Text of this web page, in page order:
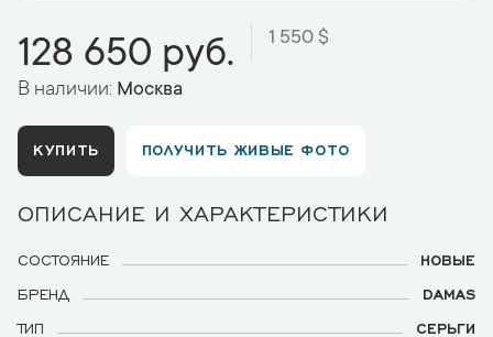
128 650 руб. 1 550 $
В наличии: Москва
КУПИТЬ ПОЛУЧИТЬ ЖИВЫЕ ФОТО
ОПИСАНИЕ И ХАРАКТЕРИСТИКИ
СОСТОЯНИЕ
НОВЫЕ
БРЕНД
DAMAS
ТИП
СЕРЬГИ